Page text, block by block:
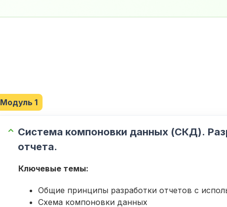
Модуль 1
Система компоновки данных (СКД).
отчета.
Ключевые темы:
Общие принципы разработки отчетов с
Схема компоновки данных